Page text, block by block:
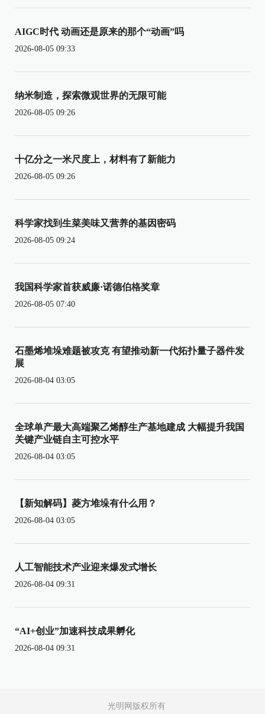
AIGC时代 动画还是原来的那个“动画”吗
2026-08-05 09:33
纳米制造，探索微观世界的无限可能
2026-08-05 09:26
十亿分之一米尺度上，材料有了新能力
2026-08-05 09:26
科学家找到生菜美味又营养的基因密码
2026-08-05 09:24
我国科学家首获威廉·诺德伯格奖章
2026-08-05 07:40
石墨烯堆垛难题被攻克 有望推动新一代拓扑量子器件发
展
2026-08-04 03:05
全球单产最大高端聚乙烯醇生产基地建成 大幅提升我国
关键产业链自主可控水平
2026-08-04 03:05
【新知解码】菱方堆垛有什么用？
2026-08-04 03:05
人工智能技术产业迎来爆发式增长
2026-08-04 09:31
“AI+创业”加速科技成果孵化
2026-08-04 09:31
光明网版权所有